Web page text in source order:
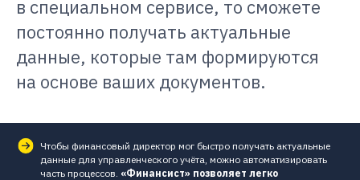
в специальном сервисе, то сможете
постоянно получать актуальные
данные, которые там формируются
на основе ваших документов.
Чтобы финансовый директор мог быстро получать актуальные
данные для управленческого учёта, можно автоматизировать
часть процессов. «Финансист» позволяет легко